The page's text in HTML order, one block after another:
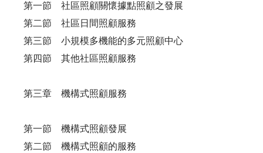
第一節 社區照顧關懷據點照顧之發展
第二節 社區日間照顧服務
第三節 小規模多機能的多元照顧中心
第四節 其他社區照顧服務
第三章 機構式照顧服務
第一節 機構式照顧發展
第二節 機構式照顧的服務